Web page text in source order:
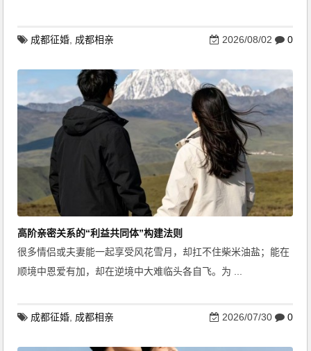
成都征婚 成都相亲 2026/08/02 0
高阶亲密关系的“利益共同体”构建法则
很多情侣或夫妻能一起享受风花雪月，却扛不住柴米油盐；能在
顺境中恩爱有加，却在逆境中大难临头各自飞。为 ...
成都征婚 成都相亲 2026/07/30 0